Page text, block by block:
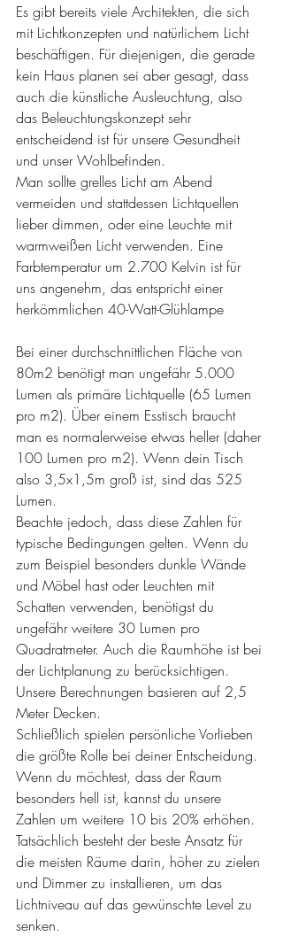
Es gibt bereits viele Architekten, die sich
mit Lichtkonzepten und natürlichem Licht
beschäftigen. Für diejenigen, die gerade
kein Haus planen sei aber gesagt, dass
auch die künstliche Ausleuchtung, also
das Beleuchtungskonzept sehr
entscheidend ist für unsere Gesundheit
und unser Wohlbefinden.
Man sollte grelles Licht am Abend
vermeiden und stattdessen Lichtquellen
lieber dimmen, oder eine Leuchte mit
warmweißen Licht verwenden. Eine
Farbtemperatur um 2.700 Kelvin ist für
uns angenehm, das entspricht einer
herkömmlichen 40-Watt-Glühlampe
Bei einer durchschnittlichen Fläche von
80m2 benötigt man ungefähr 5.000
Lumen als primäre Lichtquelle (65 Lumen
pro m2). Über einem Esstisch braucht
man es normalerweise etwas heller (daher
100 Lumen pro m2). Wenn dein Tisch
also 3,5x1,5m groß ist, sind das 525
Lumen.
Beachte jedoch, dass diese Zahlen für
typische Bedingungen gelten. Wenn du
zum Beispiel besonders dunkle Wände
und Möbel hast oder Leuchten mit
Schatten verwenden, benötigst du
ungefähr weitere 30 Lumen pro
Quadratmeter. Auch die Raumhöhe ist bei
der Lichtplanung zu berücksichtigen.
Unsere Berechnungen basieren auf 2,5
Meter Decken.
Schließlich spielen persönliche Vorlieben
die größte Rolle bei deiner Entscheidung.
Wenn du möchtest, dass der Raum
besonders hell ist, kannst du unsere
Zahlen um weitere 10 bis 20% erhöhen.
Tatsächlich besteht der beste Ansatz für
die meisten Räume darin, höher zu zielen
und Dimmer zu installieren, um das
Lichtniveau auf das gewünschte Level zu
senken.